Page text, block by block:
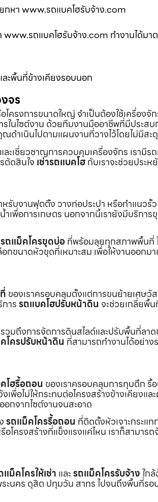
กหา www.รถแบคโฮรับจ้าง.com
รถแบคโฮรับจ้าง.com ทำงานได้มา
ะพื้นที่ข้างเคียงรอบนอก
จร
ครงการขนาดใหญ่ จำเป็นต้องใช้เครื่อง
ในไซต์งาน ด้วยทีมงานมืออาชีพที่มีประส
ดำเนินไปตามแผนงานที่วางไว้โดยไม่มีสะ
เชี่ยวชาญการควบคุมเครื่องจักร เรามีร
ตัดสินใจ เช่ารถแบคโฮกับเราจะช่วยประ
หรับงานฟุตติ้ง วางท่อประปา หรือทำแนวรั้
เพื่อการเกษตร นอกจากนี้เรายังมีบริการ
รถแม็คโครขุดบ่อที่พร้อมลุยทุกสภาพพื้นที่
กขนาดหัวขุดที่เหมาะสม เพื่อให้งานออกม
ของเราครอบคลุมตั้งแต่การขนย้ายเศษวั
ารรถแบคโฮปรับหน้าดินจะช่วยเกลี่ยพื้น
วมถึงการจัดการดินสไลด์และปรับพื้นที่ลา
โครปรับหน้าดิน ที่สามารถทำงานได้อย่าง
โฮรื้อถอน ของเราครอบคลุมการทุบตึก รื้
เพื่อไม่ให้กระทบต่อโครงสร้างข้างเคียงแ
กจากไซต์งานจนสะอาด
รถแม็คโครรื้อถอน ที่ติดตั้งหัวเจาะกระแ
โครงสร้างที่แข็งแรงแค่ไหน เราก็สามารถ
แม็คโครให้เช่า และรถแม็คโครรับจ้างใก
ะนคร ดุสิต ปทุมวัน สาทร ไปจนถึงพื้นที่รอ